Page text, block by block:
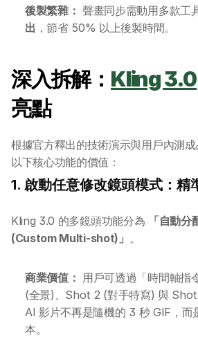
後製繁雜： 聲畫同步需動用多款工
出 ，節省 50% 以上後製時間。
深入拆解： Kling 3.0
亮點
根據官方釋出的技術演示與用戶內測
以下核心功能的價值：
1. 啟動任意修改鏡頭模式：精
Kling 3.0 的多鏡頭功能分為 「自動分
(Custom Multi-shot)」 。
商業價值： 用戶可透過「時間軸指
(全景)、Shot 2 (對手特寫) 與
AI 影片不再是隨機的 3 秒 GIF，而
本。